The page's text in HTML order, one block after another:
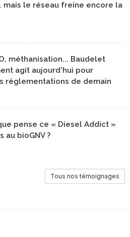
mais le réseau freine encore la
méthanisation... Baudelet
agit aujourd'hui pour
réglementations de demain
pense ce « Diesel Addict »
au bioGNV ?
Tous nos témoignages